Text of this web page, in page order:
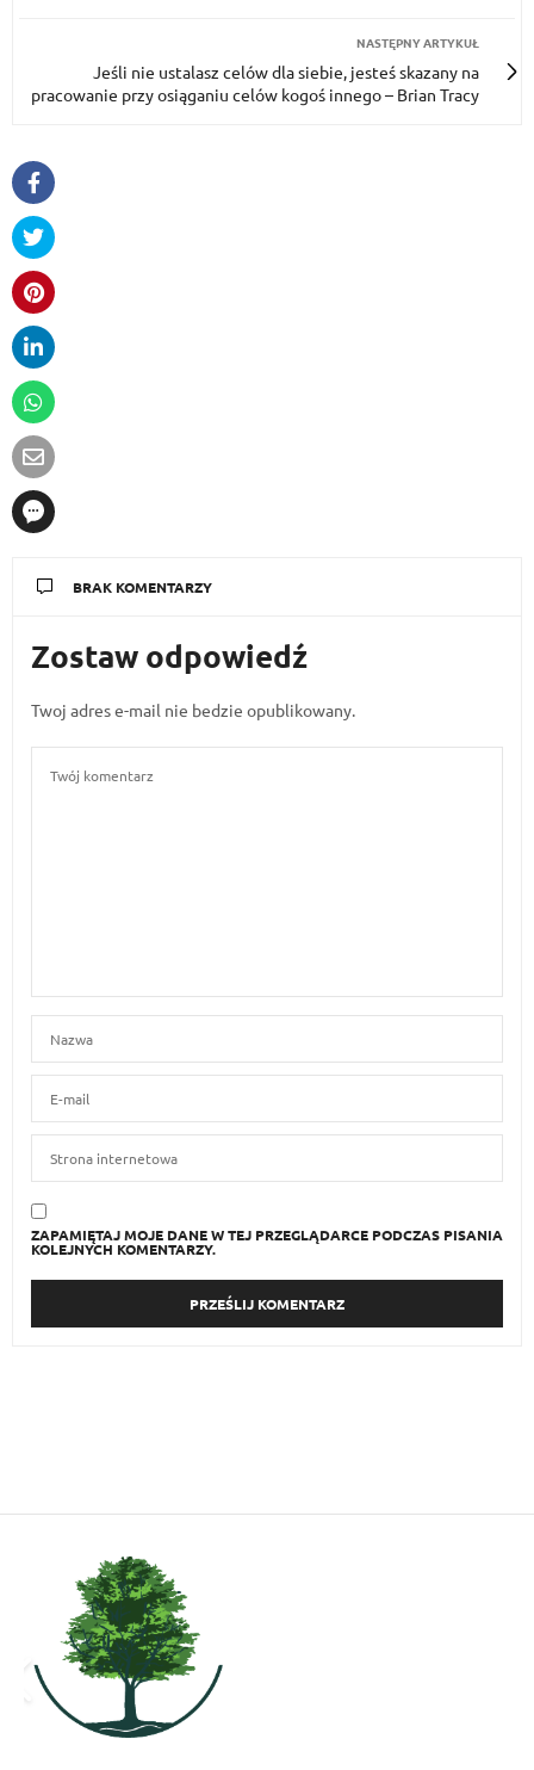
NASTĘPNY ARTYKUŁ
Jeśli nie ustalasz celów dla siebie, jesteś skazany na
pracowanie przy osiąganiu celów kogoś innego – Brian Tracy
BRAK KOMENTARZY
Zostaw odpowiedź
Twoj adres e-mail nie bedzie opublikowany.
ZAPAMIĘTAJ MOJE DANE W TEJ PRZEGLĄDARCE PODCZAS PISANIA
KOLEJNYCH KOMENTARZY.